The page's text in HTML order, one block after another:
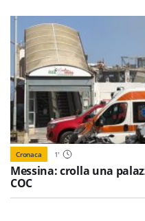
Cronaca 1'
Messina: crolla una
COC